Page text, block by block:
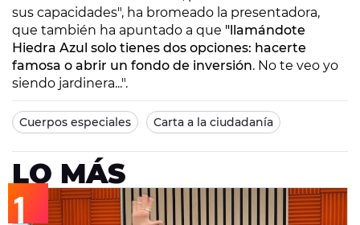
sus capacidades", ha bromeado la presentadora,
que también ha apuntado a que "llamándote
Hiedra Azul solo tienes dos opciones: hacerte
famosa o abrir un fondo de inversión. No te veo yo
siendo jardinera...".
Cuerpos especiales Carta a la ciudadanía
LO MÁS